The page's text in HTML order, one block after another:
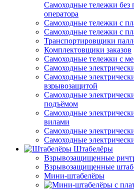
Самоходные тележки без
оператора
Самоходные тележки с
Самоходные тележки с
Транспортировщики
Комплектовщики заказов
Самоходные тележки с
Самоходные
Самоходные
взрывозащитой
Самоходные
подъёмом
Самоходные
вилами
Самоходные
Самоходные
Штабелёры
Взрывозащищенные
Взрывозащищенные
Мини-штабелёры